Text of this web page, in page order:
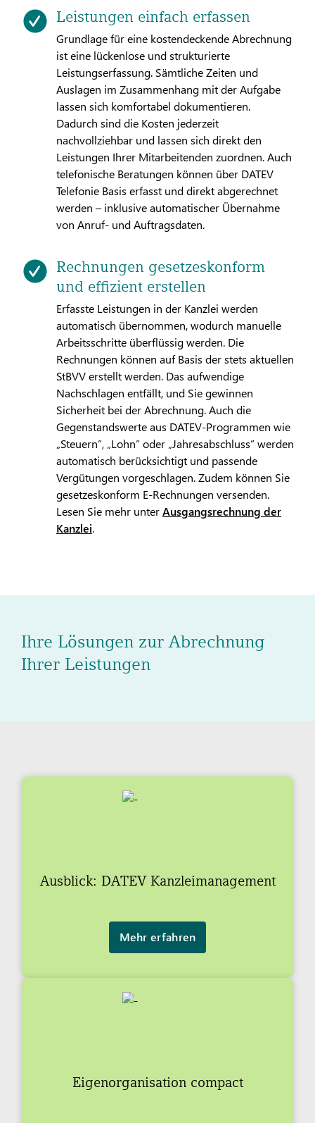
Leistungen einfach erfassen
Grundlage für eine kostendeckende Abrechnung
ist eine lückenlose und strukturierte
Leistungserfassung. Sämtliche Zeiten und
Auslagen im Zusammenhang mit der Aufgabe
lassen sich komfortabel dokumentieren.
Dadurch sind die Kosten jederzeit
nachvollziehbar und lassen sich direkt den
Leistungen Ihrer Mitarbeitenden zuordnen. Auch
telefonische Beratungen können über DATEV
Telefonie Basis erfasst und direkt abgerechnet
werden – inklusive automatischer Übernahme
von Anruf- und Auftragsdaten.
Rechnungen gesetzeskonform
und effizient erstellen
Erfasste Leistungen in der Kanzlei werden
automatisch übernommen, wodurch manuelle
Arbeitsschritte überflüssig werden. Die
Rechnungen können auf Basis der stets aktuellen
StBVV erstellt werden. Das aufwendige
Nachschlagen entfällt, und Sie gewinnen
Sicherheit bei der Abrechnung. Auch die
Gegenstandswerte aus DATEV-Programmen wie
„Steuern”, „Lohn” oder „Jahresabschluss” werden
automatisch berücksichtigt und passende
Vergütungen vorgeschlagen. Zudem können Sie
gesetzeskonform E-Rechnungen versenden.
Lesen Sie mehr unterAusgangsrechnung der
Kanzlei.
Ihre Lösungen zur Abrechnung
Ihrer Leistungen
Ausblick: DATEV Kanzleimanagement
Mehr erfahren
Eigenorganisation compact